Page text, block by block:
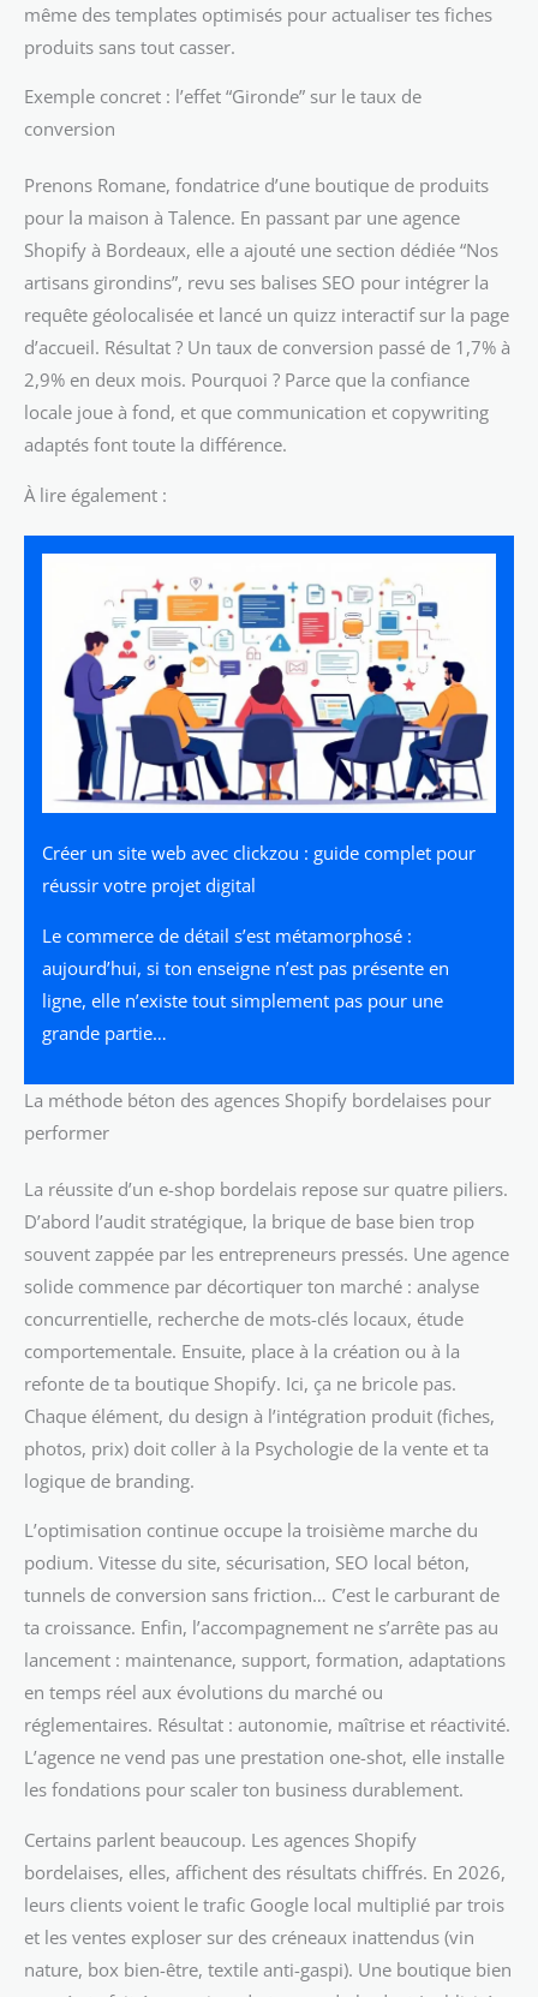
même des templates optimisés pour actualiser tes fiches
produits sans tout casser.
Exemple concret : l’effet “Gironde” sur le taux de
conversion
Prenons Romane, fondatrice d’une boutique de produits
pour la maison à Talence. En passant par une agence
Shopify à Bordeaux, elle a ajouté une section dédiée “Nos
artisans girondins”, revu ses balises SEO pour intégrer la
requête géolocalisée et lancé un quizz interactif sur la page
d’accueil. Résultat ? Un taux de conversion passé de 1,7% à
2,9% en deux mois. Pourquoi ? Parce que la confiance
locale joue à fond, et que communication et copywriting
adaptés font toute la différence.
À lire également :
Créer un site web avec clickzou : guide complet pour
réussir votre projet digital
Le commerce de détail s’est métamorphosé :
aujourd’hui, si ton enseigne n’est pas présente en
ligne, elle n’existe tout simplement pas pour une
grande partie…
La méthode béton des agences Shopify bordelaises pour
performer
La réussite d’un e-shop bordelais repose sur quatre piliers.
D’abord l’audit stratégique, la brique de base bien trop
souvent zappée par les entrepreneurs pressés. Une agence
solide commence par décortiquer ton marché : analyse
concurrentielle, recherche de mots-clés locaux, étude
comportementale. Ensuite, place à la création ou à la
refonte de ta boutique Shopify. Ici, ça ne bricole pas.
Chaque élément, du design à l’intégration produit (fiches,
photos, prix) doit coller à la Psychologie de la vente et ta
logique de branding.
L’optimisation continue occupe la troisième marche du
podium. Vitesse du site, sécurisation, SEO local béton,
tunnels de conversion sans friction… C’est le carburant de
ta croissance. Enfin, l’accompagnement ne s’arrête pas au
lancement : maintenance, support, formation, adaptations
en temps réel aux évolutions du marché ou
réglementaires. Résultat : autonomie, maîtrise et réactivité.
L’agence ne vend pas une prestation one-shot, elle installe
les fondations pour scaler ton business durablement.
Certains parlent beaucoup. Les agences Shopify
bordelaises, elles, affichent des résultats chiffrés. En 2026,
leurs clients voient le trafic Google local multiplié par trois
et les ventes exploser sur des créneaux inattendus (vin
nature, box bien-être, textile anti-gaspi). Une boutique bien